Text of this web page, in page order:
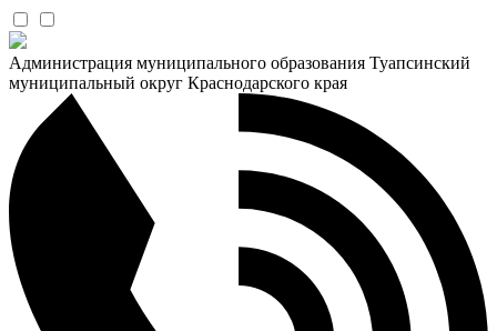
Администрация муниципального образования Туапсинский
муниципальный округ Краснодарского края